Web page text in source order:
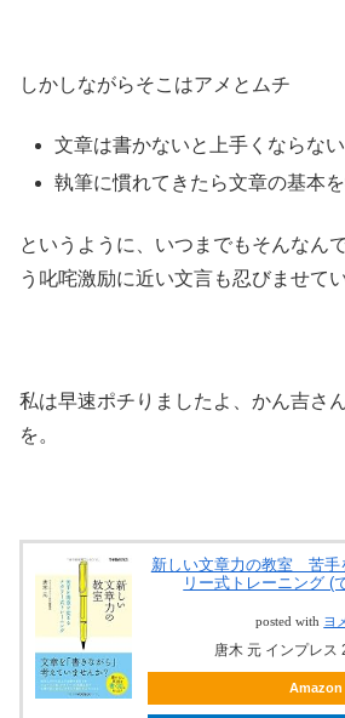
しかしながらそこはアメとムチ
文章は書かないと上手くならない
執筆に慣れてきたら文章の基本
というように、いつまでもそんなん
う叱咤激励に近い文言も忍びませてい
私は早速ポチりましたよ、かん吉さ
を。
新しい文章力の教室 苦手
リー式トレーニング (
posted with ヨ
唐木 元 インプレス
Amazon